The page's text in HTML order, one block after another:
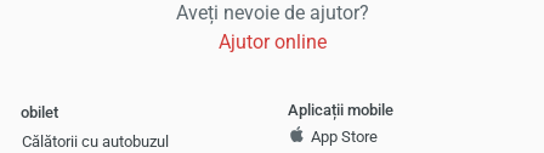
Aveți nevoie de ajutor?
Ajutor online
obilet
Călătorii cu autobuzul
Aplicații mobile
App Store